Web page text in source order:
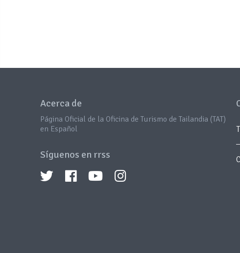
Acerca de
Página Oficial de la Oficina de Turismo de Tailandia (TAT)
en Español
Síguenos en rrss